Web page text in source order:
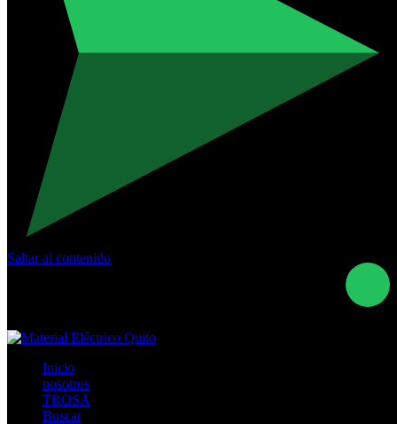
Saltar al contenido
Inicio
nosotros
TROSA
Buscar